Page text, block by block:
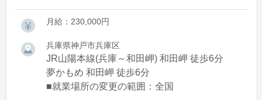
月給：230,000円
兵庫県神戸市兵庫区
JR山陽本線(兵庫～和田岬) 和田岬 徒歩6分
夢かもめ 和田岬 徒歩6分
■就業場所の変更の範囲：全国